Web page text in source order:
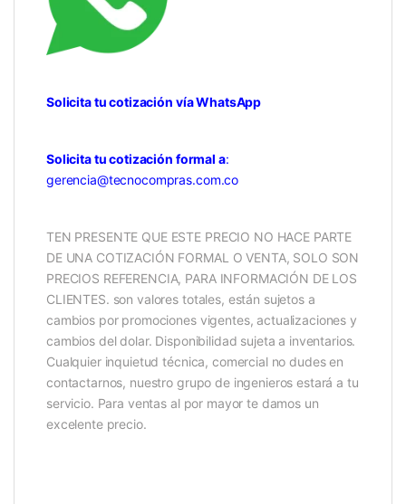
Solicita tu cotización vía WhatsApp
Solicita tu cotización formal a:
gerencia@tecnocompras.com.co
TEN PRESENTE QUE ESTE PRECIO NO HACE PARTE
DE UNA COTIZACIÓN FORMAL O VENTA, SOLO SON
PRECIOS REFERENCIA, PARA INFORMACIÓN DE LOS
CLIENTES. son valores totales, están sujetos a
cambios por promociones vigentes, actualizaciones y
cambios del dolar. Disponibilidad sujeta a inventarios.
Cualquier inquietud técnica, comercial no dudes en
contactarnos, nuestro grupo de ingenieros estará a tu
servicio. Para ventas al por mayor te damos un
excelente precio.